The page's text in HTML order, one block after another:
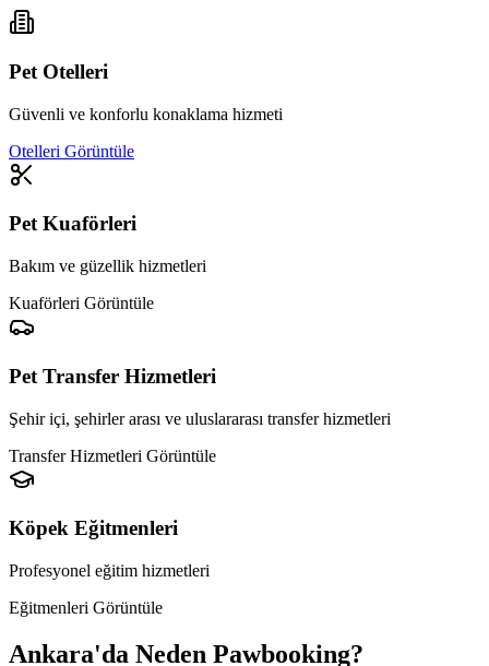
Pet Otelleri
Güvenli ve konforlu konaklama hizmeti
Otelleri Görüntüle
Pet Kuaförleri
Bakım ve güzellik hizmetleri
Kuaförleri Görüntüle
Pet Transfer Hizmetleri
Şehir içi, şehirler arası ve uluslararası transfer hizmetleri
Transfer Hizmetleri Görüntüle
Köpek Eğitmenleri
Profesyonel eğitim hizmetleri
Eğitmenleri Görüntüle
Ankara'da Neden Pawbooking?